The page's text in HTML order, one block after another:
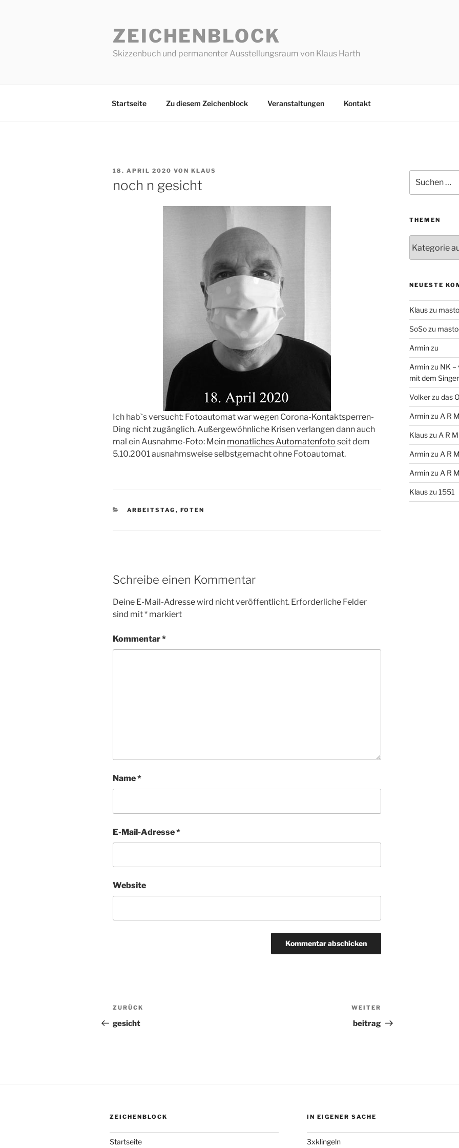
ZEICHENBLOCK
Skizzenbuch und permanenter Ausstellungsraum von Klaus Harth
Startseite Zu diesem Zeichenblock Veranstaltungen Kontakt
VERÖFFENTLICHT
18. APRIL 2020 VON KLAUS
noch n gesicht
Ich hab`s versucht: Fotoautomat war wegen Corona-Kontaktsperren-
Ding nicht zugänglich. Außergewöhnliche Krisen verlangen dann auch
mal ein Ausnahme-Foto: Mein monatliches Automatenfoto seit dem
5.10.2001 ausnahmsweise selbstgemacht ohne Fotoautomat.
KATEGORIEN
ARBEITSTAG , FOTEN
Schreibe einen Kommentar
Deine E-Mail-Adresse wird nicht veröffentlicht. Erforderliche Felder
sind mit* markiert
Kommentar*
Name*
E-Mail-Adresse*
Website
Beitragsnavigation
Vorheriger
Beitrag
ZURÜCK
gesicht
Beitrag
WEITER
beitrag
nach:
THEMEN
NEUESTE
Klauszu
SoSozu
Arminzu
Arminzu NK –
mit dem
Volkerzu das
Arminzu A R
Klauszu A R
Arminzu A R
Arminzu A R
Klauszu 1551
ZEICHENBLOCK
Startseite
IN EIGENER SACHE
3xklingeln